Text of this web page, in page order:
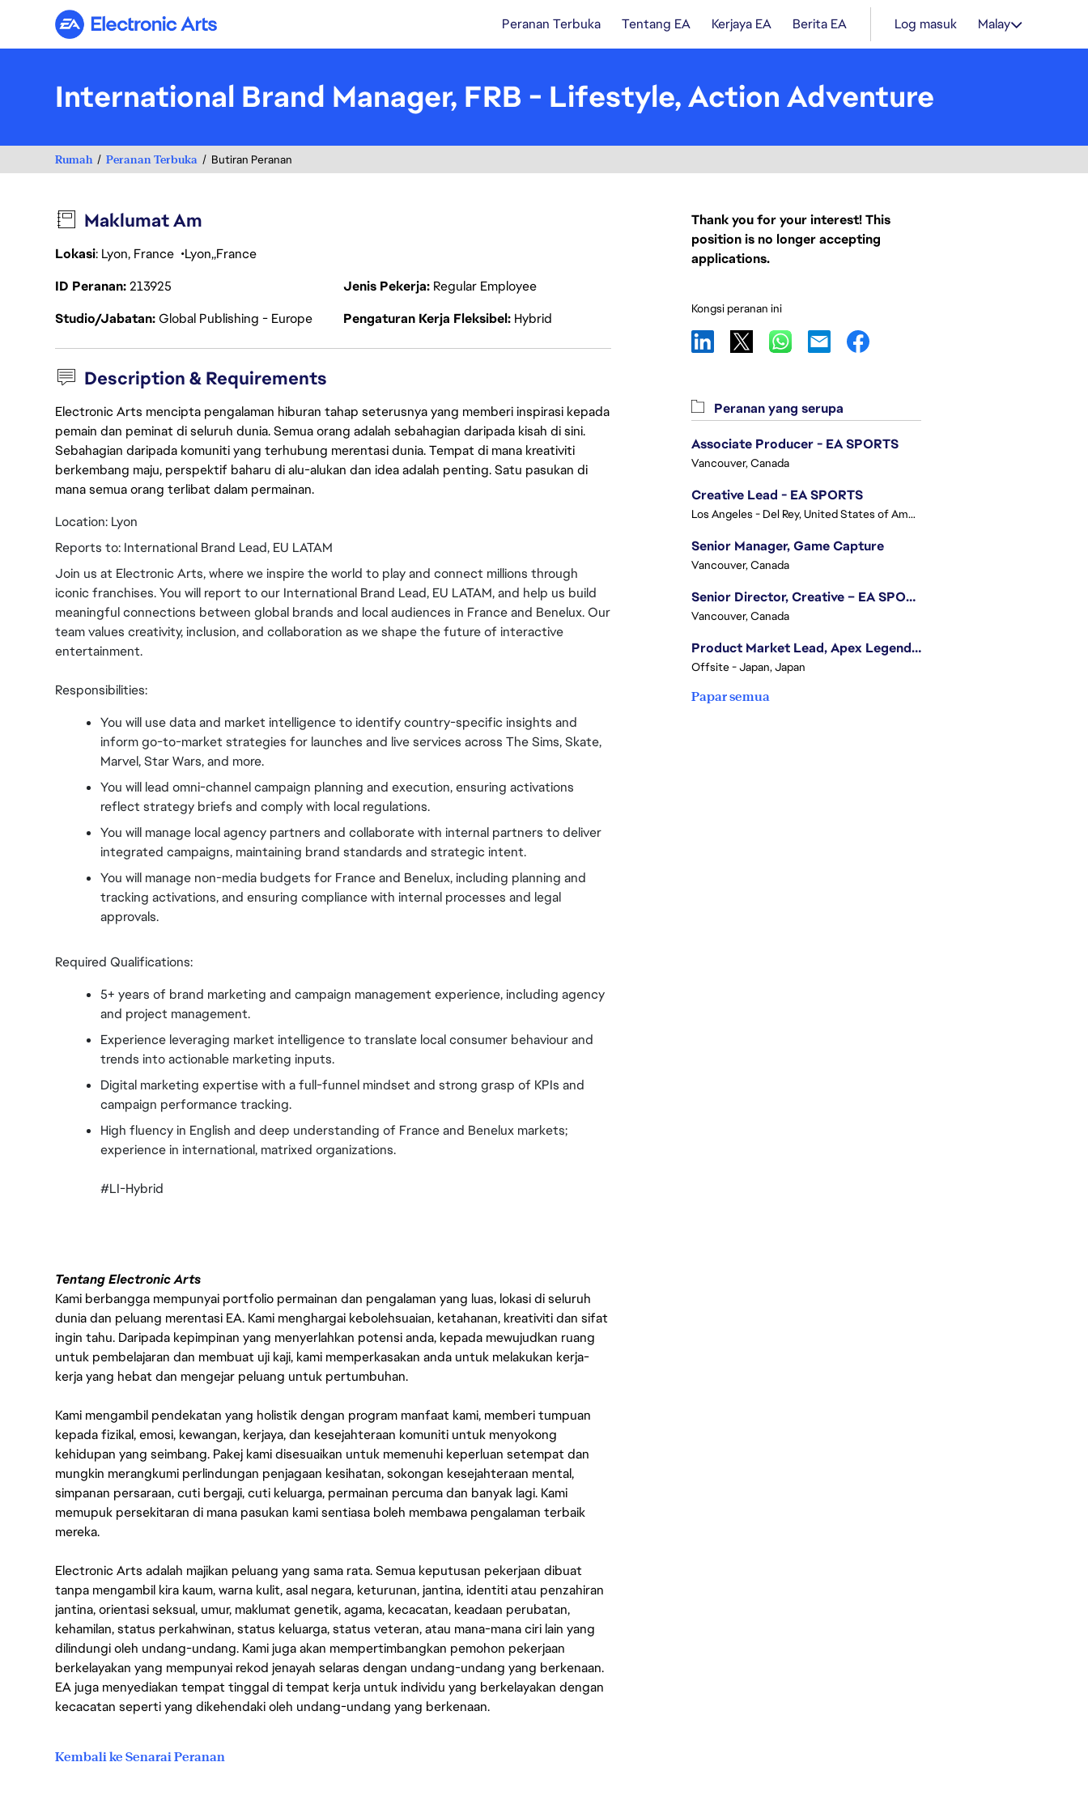
Electronic Arts Peranan Terbuka Tentang EA Kerjaya EA Berita EA Log masuk Malay
International Brand Manager, FRB - Lifestyle, Action Adventure
Rumah Peranan Terbuka Butiran Peranan
Maklumat Am
Lokasi: Lyon, France Lyon France
ID Peranan213925 Jenis Pekerja Regular Employee
Studio/JabatanGlobal Publishing - Europe Pengaturan Kerja Fleksibel Hybrid
Description & Requirements
Electronic Arts mencipta pengalaman hiburan tahap seterusnya yang memberi inspirasi kepada
pemain dan peminat di seluruh dunia. Semua orang adalah sebahagian daripada kisah di sini.
Sebahagian daripada komuniti yang terhubung merentasi dunia. Tempat di mana kreativiti
berkembang maju, perspektif baharu di alu-alukan dan idea adalah penting. Satu pasukan di
mana semua orang terlibat dalam permainan.
Location: Lyon
Reports to: International Brand Lead, EU LATAM
Join us at Electronic Arts, where we inspire the world to play and connect millions through
iconic franchises. You will report to our International Brand Lead, EU LATAM, and help us build
meaningful connections between global brands and local audiences in France and Benelux. Our
team values creativity, inclusion, and collaboration as we shape the future of interactive
entertainment.
Responsibilities:
You will use data and market intelligence to identify country-specific insights and
inform go-to-market strategies for launches and live services across The Sims, Skate,
Marvel, Star Wars, and more.
You will lead omni-channel campaign planning and execution, ensuring activations
reflect strategy briefs and comply with local regulations.
You will manage local agency partners and collaborate with internal partners to deliver
integrated campaigns, maintaining brand standards and strategic intent.
You will manage non-media budgets for France and Benelux, including planning and
tracking activations, and ensuring compliance with internal processes and legal
approvals.
Required Qualifications:
5+ years of brand marketing and campaign management experience, including agency
and project management.
Experience leveraging market intelligence to translate local consumer behaviour and
trends into actionable marketing inputs.
Digital marketing expertise with a full-funnel mindset and strong grasp of KPIs and
campaign performance tracking.
High fluency in English and deep understanding of France and Benelux markets;
experience in international, matrixed organizations.
#LI-Hybrid
Tentang Electronic Arts
Kami berbangga mempunyai portfolio permainan dan pengalaman yang luas, lokasi di seluruh
dunia dan peluang merentasi EA. Kami menghargai kebolehsuaian, ketahanan, kreativiti dan sifat
ingin tahu. Daripada kepimpinan yang menyerlahkan potensi anda, kepada mewujudkan ruang
untuk pembelajaran dan membuat uji kaji, kami memperkasakan anda untuk melakukan kerja-
kerja yang hebat dan mengejar peluang untuk pertumbuhan.
Kami mengambil pendekatan yang holistik dengan program manfaat kami, memberi tumpuan
kepada fizikal, emosi, kewangan, kerjaya, dan kesejahteraan komuniti untuk menyokong
kehidupan yang seimbang. Pakej kami disesuaikan untuk memenuhi keperluan setempat dan
mungkin merangkumi perlindungan penjagaan kesihatan, sokongan kesejahteraan mental,
simpanan persaraan, cuti bergaji, cuti keluarga, permainan percuma dan banyak lagi. Kami
memupuk persekitaran di mana pasukan kami sentiasa boleh membawa pengalaman terbaik
mereka.
Electronic Arts adalah majikan peluang yang sama rata. Semua keputusan pekerjaan dibuat
tanpa mengambil kira kaum, warna kulit, asal negara, keturunan, jantina, identiti atau penzahiran
jantina, orientasi seksual, umur, maklumat genetik, agama, kecacatan, keadaan perubatan,
kehamilan, status perkahwinan, status keluarga, status veteran, atau mana-mana ciri lain yang
dilindungi oleh undang-undang. Kami juga akan mempertimbangkan pemohon pekerjaan
berkelayakan yang mempunyai rekod jenayah selaras dengan undang-undang yang berkenaan.
EA juga menyediakan tempat tinggal di tempat kerja untuk individu yang berkelayakan dengan
kecacatan seperti yang dikehendaki oleh undang-undang yang berkenaan.
Kembali ke Senarai Peranan
Thank you for your interest! This
position is no longer accepting
applications.
Kongsi peranan ini
Peranan yang serupa
Associate Producer - EA SPORTS
Vancouver, Canada
Creative Lead - EA SPORTS
Los Angeles - Del Rey, United States of America
Senior Manager, Game Capture
Vancouver, Canada
Senior Director, Creative – EA SPORTS FC
Vancouver, Canada
Product Market Lead, Apex Legends Japan
Offsite - Japan, Japan
Papar semua